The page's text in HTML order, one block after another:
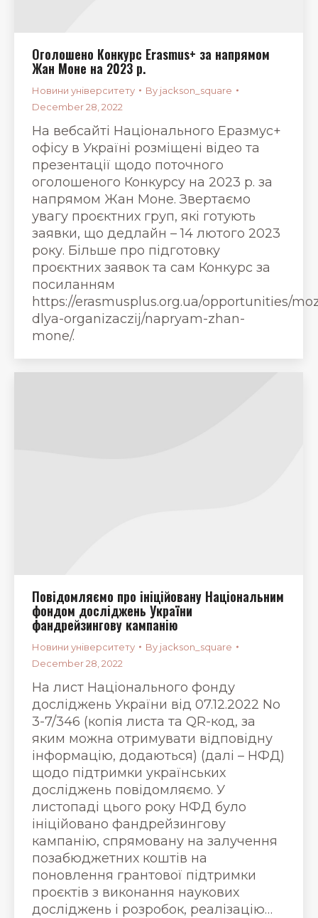
Оголошено Конкурс Erasmus+ за напрямом
Жан Моне на 2023 р.
Новини університету By jackson_square
December 28, 2022
На вебсайті Національного Еразмус+
офісу в Україні розміщені відео та
презентації щодо поточного
оголошеного Конкурсу на 2023 р. за
напрямом Жан Моне. Звертаємо
увагу проєктних груп, які готують
заявки, що дедлайн – 14 лютого 2023
року. Більше про підготовку
проєктних заявок та сам Конкурс за
посиланням
https://erasmusplus.org.ua/opportunities/
dlya-organizaczij/napryam-zhan-
mone/.
Повідомляємо про ініційовану Національним
фондом досліджень України
фандрейзингову кампанію
Новини університету By jackson_square
December 28, 2022
На лист Національного фонду
досліджень України від 07.12.2022 No
3-7/346 (копія листа та QR-код, за
яким можна отримувати відповідну
інформацію, додаються) (далі – НФД)
щодо підтримки українських
досліджень повідомляємо. У
листопаді цього року НФД було
ініційовано фандрейзингову
кампанію, спрямовану на залучення
позабюджетних коштів на
поновлення грантової підтримки
проєктів з виконання наукових
досліджень і розробок, реалізацію…